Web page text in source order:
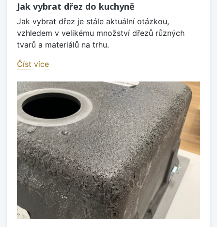
Jak vybrat dřez do kuchyně
Jak vybrat dřez je stále aktuální otázkou,
vzhledem v velikému množství dřezů různých
tvarů a materiálů na trhu.
Číst více